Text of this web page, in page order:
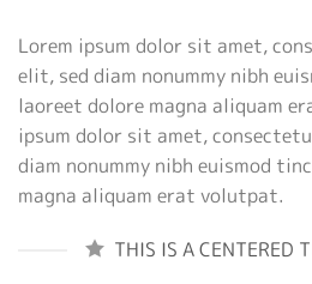
Lorem ipsum dolor sit amet,
elit, sed diam nonummy nibh
laoreet dolore magna aliquam
ipsum dolor sit amet,
diam nonummy nibh euismod
magna aliquam erat volutpat.
THIS IS A CENTERED